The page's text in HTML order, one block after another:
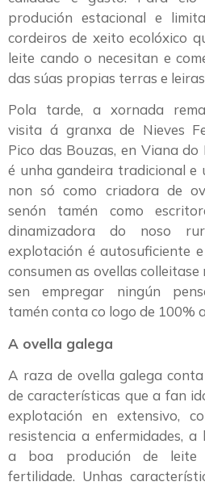
produción estacional e
cordeiros de xeito ecolóxico
leite cando o necesitan e
das súas propias terras e
Pola tarde, a xornada
visita á granxa de Nieves
Pico das Bouzas, en Viana do
é unha gandeira tradicional e
non só como criadora de
senón tamén como
dinamizadora do noso
explotación é autosuficiente
consumen as ovellas colleitase
sen empregar ningún
tamén conta co logo de 100%
A ovella galega
A raza de ovella galega
de características que a fan
explotación en extensivo,
resistencia a enfermidades, a
a boa produción de
fertilidade. Unhas